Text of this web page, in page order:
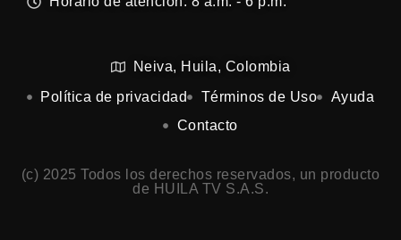
Neiva, Huila, Colombia
Política de privacidad
Términos de Uso
Ayuda
Contacto
(c) 2025 Todos los derechos reservados, un producto
de HUILA TV S.A.S.